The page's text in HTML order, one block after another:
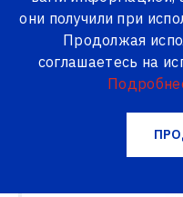
они получили при
Продолжая
соглашаетесь на